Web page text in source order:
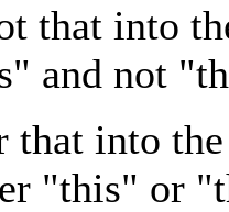
that into
and not
that into
"this" or